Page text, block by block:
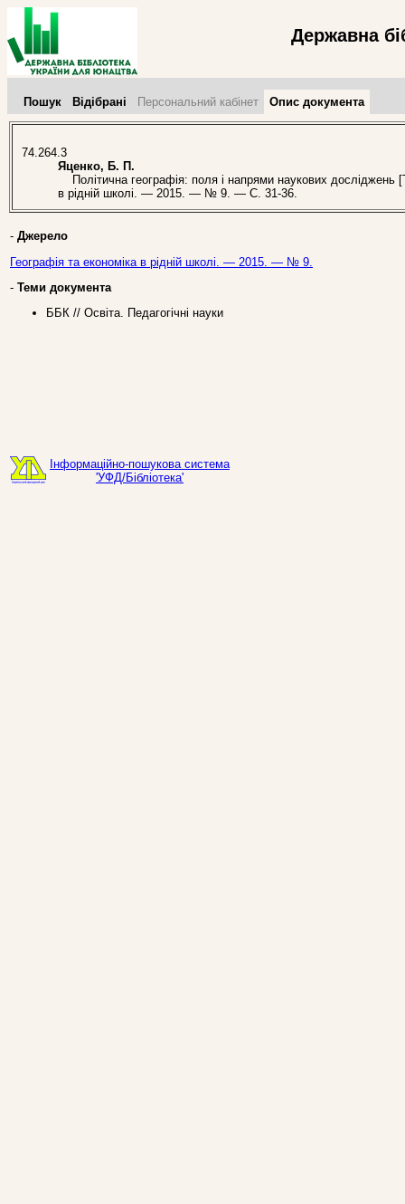
Державна
Пошук Відібрані Персональний кабінет Опис документа
74.264.3
Яценко, Б. П.
Політична географія: поля і напрями наукових досліджень
в рідній школі. — 2015. — № 9. — С. 31-36.
- Джерело
Географія та економіка в рідній школі. — 2015. — № 9.
- Теми документа
ББК // Освіта. Педагогічні науки
Інформаційно-пошукова система
'УФД/Бібліотека'